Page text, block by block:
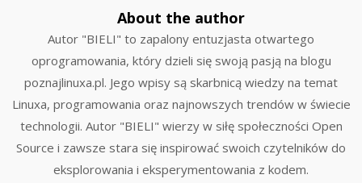
About the author
Autor "BIELI" to zapalony entuzjasta otwartego
oprogramowania, który dzieli się swoją pasją na blogu
poznajlinuxa.pl. Jego wpisy są skarbnicą wiedzy na temat
Linuxa, programowania oraz najnowszych trendów w świecie
technologii. Autor "BIELI" wierzy w siłę społeczności Open
Source i zawsze stara się inspirować swoich czytelników do
eksplorowania i eksperymentowania z kodem.